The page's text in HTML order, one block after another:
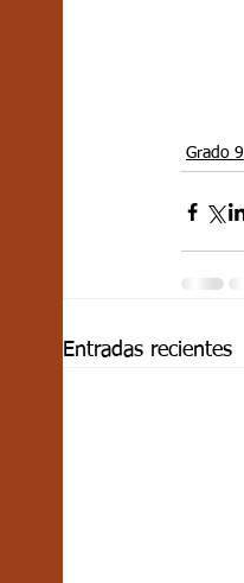
Grado 9
Entradas recientes